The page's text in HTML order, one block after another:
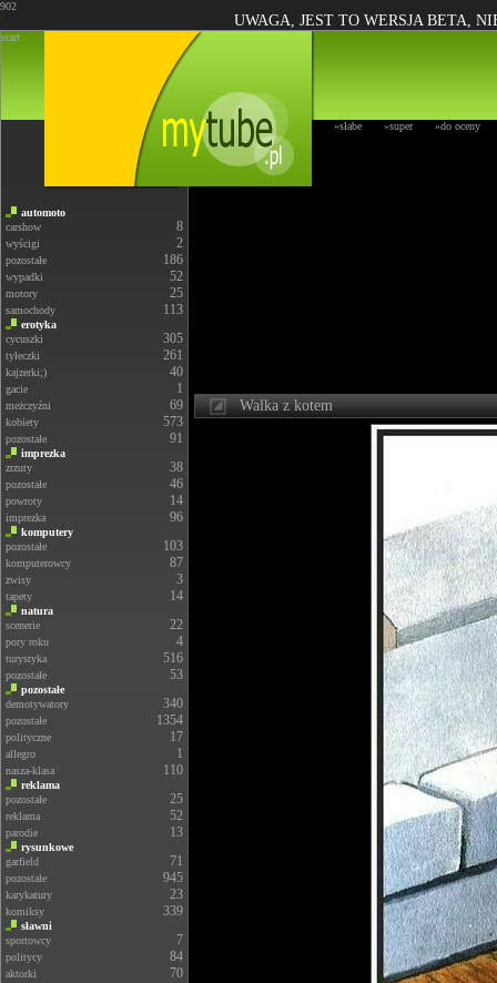
902
UWAGA, JEST TO WERSJA BETA,
start
»słabe »super »do oceny
automoto
carshow
8
wyścigi 2
pozostałe 186
wypadki 52
motory 25
samochody 113
erotyka
cycuszki
305
tyłeczki 261
kajzerki;) 40
gacie 1
meżczyźni 69
kobiety 573
pozostałe 91
imprezka
zrzuty
38
pozostałe 46
powroty 14
imprezka 96
komputery
pozostałe
103
komputerowcy 87
zwisy 3
tapety 14
natura
scenerie
22
pory roku 4
turystyka 516
pozostałe 53
pozostałe
demotywatory
340
pozostałe 1354
polityczne 17
allegro 1
nasza-klasa 110
reklama
pozostałe
25
reklama 52
parodie 13
rysunkowe
garfield
71
pozostałe 945
karykatury 23
komiksy 339
sławni
sportowcy
7
politycy 84
aktorki 70
Walka z kotem